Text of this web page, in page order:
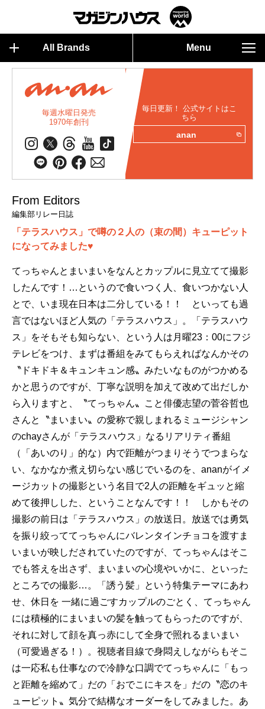
All Brands Menu
毎週水曜日発売
1970年創刊
毎日更新！ 公式サイトはこ
ちら
anan
From Editors
編集部リレー日誌
「テラスハウス」で噂の２人の（束の間）キューピット
になってみました♥
てっちゃんとまいまいをなんとカップルに見立てて撮影
したんです！…というので食いつく人、食いつかない人
とで、いま現在日本は二分している！！ といっても過
言ではないほど人気の「テラスハウス」。「テラスハウ
ス」をそもそも知らない、という人は月曜23：00にフジ
テレビをつけ、まずは番組をみてもらえればなんかその
〝ドキドキ＆キュンキュン感〟みたいなものがつかめる
かと思うのですが、丁寧な説明を加えて改めて出だしか
ら入りますと、〝てっちゃん〟こと俳優志望の菅谷哲也
さんと〝まいまい〟の愛称で親しまれるミュージシャン
のchayさんが「テラスハウス」なるリアリティ番組
（「あいのり」的な）内で距離がつまりそうでつまらな
い、なかなか煮え切らない感じでいるのを、ananがイメ
ージカットの撮影という名目で2人の距離をギュッと縮
めて後押しした、ということなんです！！ しかもその
撮影の前日は「テラスハウス」の放送日。放送では勇気
を振り絞っててっちゃんにバレンタインチョコを渡すま
いまいが映しだされていたのですが、てっちゃんはそこ
でも答えを出さず、まいまいの心境やいかに、といった
ところでの撮影…。「誘う髪」という特集テーマにあわ
せ、休日を 一緒に過ごすカップルのごとく、てっちゃん
には積極的にまいまいの髪を触ってもらったのですが、
それに対して顔を真っ赤にして全身で照れるまいまい
（可愛過ぎる！）。視聴者目線で身悶えしながらもそこ
は一応私も仕事なので冷静な口調でてっちゃんに「もっ
と距離を縮めて」だの「おでこにキスを」だの〝恋のキ
ューピット〟気分で結構なオーダーをしてみました。あ